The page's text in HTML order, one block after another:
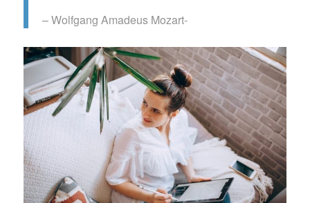
– Wolfgang Amadeus Mozart-